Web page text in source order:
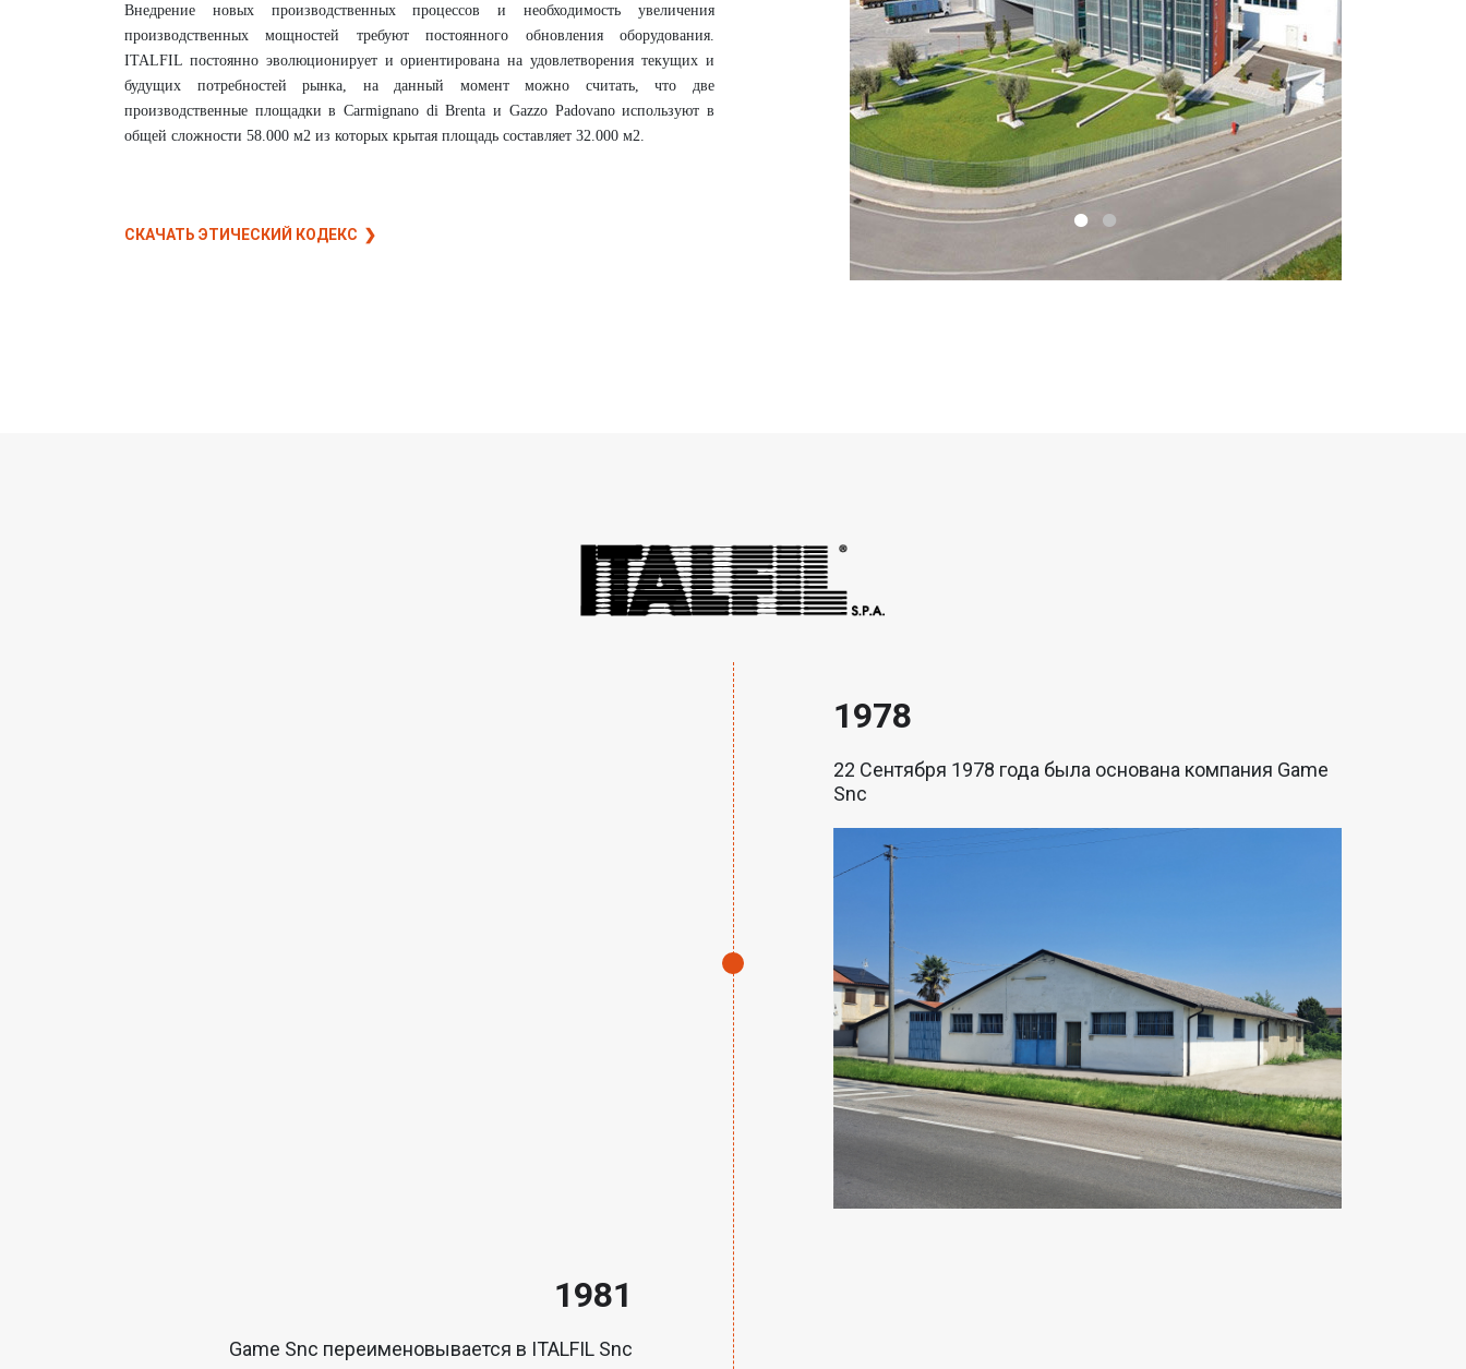
Внедрение новых производственных процессов и необходимость увеличения
производственных мощностей требуют постоянного обновления оборудования.
ITALFIL постоянно эволюционирует и ориентирована на удовлетворения текущих и
будущих потребностей рынка, на данный момент можно считать, что две
производственные площадки в Carmignano di Brenta и Gazzo Padovano используют в
общей сложности 58.000 м2 из которых крытая площадь составляет 32.000 м2.
СКАЧАТЬ ЭТИЧЕСКИЙ КОДЕКС
1978
22 Сентября 1978 года была основана компания Game
Snc
1981
Game Snc переименовывается в ITALFIL Snc